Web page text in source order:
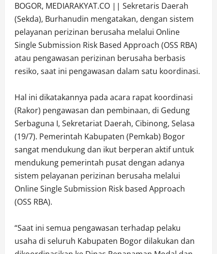
BOGOR, MEDIARAKYAT.CO || Sekretaris Daerah
(Sekda), Burhanudin mengatakan, dengan sistem
pelayanan perizinan berusaha melalui Online
Single Submission Risk Based Approach (OSS RBA)
atau pengawasan perizinan berusaha berbasis
resiko, saat ini pengawasan dalam satu koordinasi.
Hal ini dikatakannya pada acara rapat koordinasi
(Rakor) pengawasan dan pembinaan, di Gedung
Serbaguna I, Sekretariat Daerah, Cibinong, Selasa
(19/7). Pemerintah Kabupaten (Pemkab) Bogor
sangat mendukung dan ikut berperan aktif untuk
mendukung pemerintah pusat dengan adanya
sistem pelayanan perizinan berusaha melalui
Online Single Submission Risk based Approach
(OSS RBA).
“Saat ini semua pengawasan terhadap pelaku
usaha di seluruh Kabupaten Bogor dilakukan dan